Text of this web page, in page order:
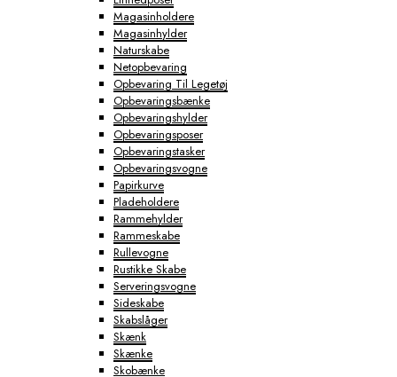
Magasinholdere
Magasinhylder
Naturskabe
Netopbevaring
Opbevaring Til Legetøj
Opbevaringsbænke
Opbevaringshylder
Opbevaringsposer
Opbevaringstasker
Opbevaringsvogne
Papirkurve
Pladeholdere
Rammehylder
Rammeskabe
Rullevogne
Rustikke Skabe
Serveringsvogne
Sideskabe
Skabslåger
Skænk
Skænke
Skobænke